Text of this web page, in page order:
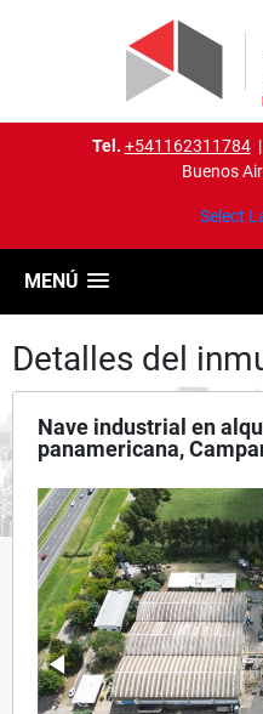
Tel. +541162311784|
Buenos
Select
MENÚ
Detalles del
Nave industrial en
panamericana,